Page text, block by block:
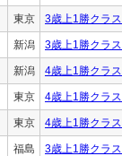
東京 3歳上1勝クラス
新潟 3歳上1勝クラス
新潟 4歳上1勝クラス
東京 4歳上1勝クラス
東京 4歳上1勝クラス
福島 3歳上1勝クラス